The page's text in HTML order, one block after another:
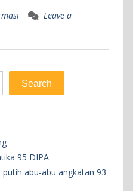
Leave a
Search
95 DIPA
abu-abu angkatan 93